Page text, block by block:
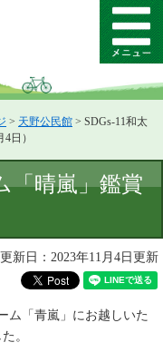
メ
ニ
ー
> 天野公民館 > SDGs-11和太
日）
「晴嵐」鑑賞
更新日：2023年11月4日更新
ム「青嵐」にお越しいた
。